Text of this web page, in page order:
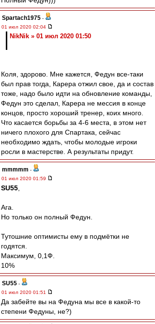
Spartach1975 -
01 июл 2020 02:04
NikNik » 01 июл 2020 01:50
Коля, здорово. Мне кажется, Федун все-таки
был прав тогда, Карера отжил свое, да и состав
тоже, надо было идти на обновление команды,
Федун это сделал, Карера не мессия в конце
концов, просто хороший тренер, коих много.
Что касается борьбы за 4-6 места, в этом нет
ничего плохого для Спартака, сейчас
необходимо ждать, чтобы молодые игроки
росли в мастерстве. А результаты придут.
mmmmm -
01 июл 2020 01:59
SU55
Ага.
Но только он полный Федун.
Тутошние оптимисты ему в подмётки не
годятся.
Максимум, 0,1Ф.
10%
SU55 -
01 июл 2020 01:51
Да забейте вы на Федуна мы все в какой-то
степени Федуны, не?)